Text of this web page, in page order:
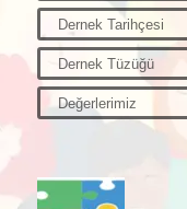
Dernek Tarihçesi
Dernek Tüzüğü
Değerlerimiz